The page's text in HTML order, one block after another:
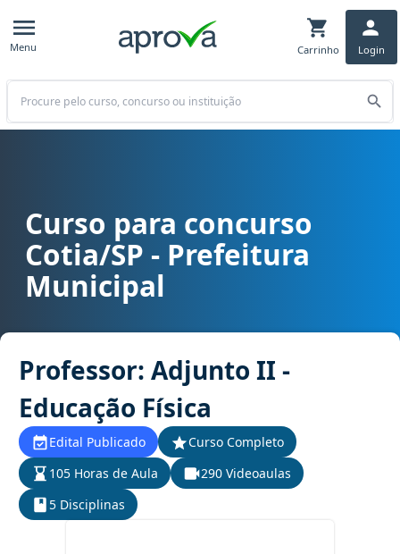
Menu Carrinho Login
Buscar
Curso para concurso Cotia/SP - Prefeitura Municipal cargo
Curso para concurso
Cotia/SP - Prefeitura
Municipal
Professor: Adjunto II -
Educação Física
Edital Publicado
Curso Completo
105 Horas de Aula
290 Videoaulas
5 Disciplinas